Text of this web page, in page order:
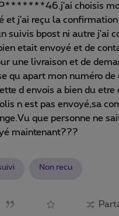
choisis
et j'ai reçu la
suivis bpost ni autre j'ai
etait envoyé et de
une livraison et de
qu apart mon numéro
d envois a bien du
n est pas envoyé,sa
que personne ne
maintenant???
Non recu